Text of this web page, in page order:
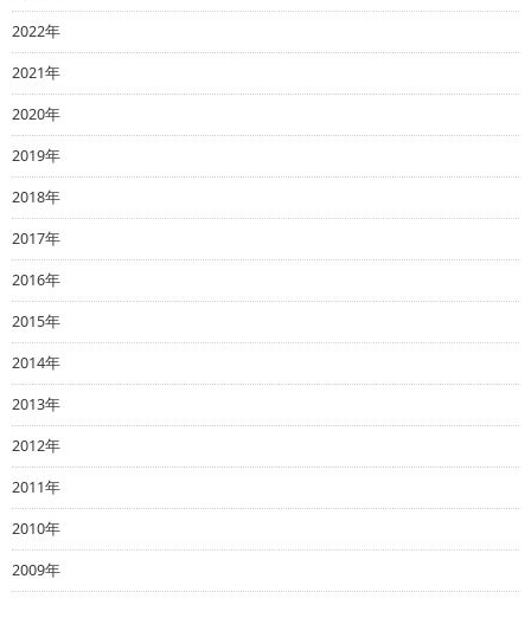
2022年
2021年
2020年
2019年
2018年
2017年
2016年
2015年
2014年
2013年
2012年
2011年
2010年
2009年